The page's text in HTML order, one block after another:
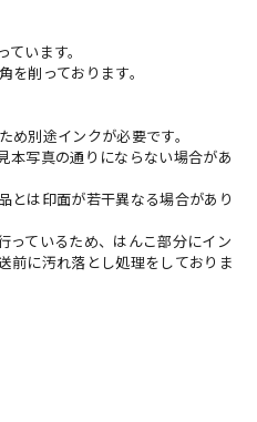
ています。
を削っております。
め別途インクが必要です。
本写真の通りにならない場合があ
とは印面が若干異なる場合があり
っているため、はんこ部分にイン
前に汚れ落とし処理をしておりま